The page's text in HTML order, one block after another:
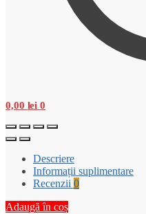
0,00 lei 0
Descriere
Informații suplimentare
Recenzii 0
Adaugă în coș